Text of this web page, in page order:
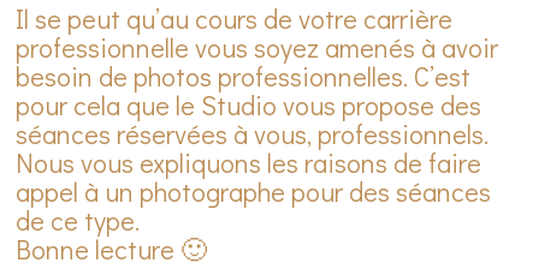
Il se peut qu’au cours de votre carrière
professionnelle vous soyez amenés à avoir
besoin de photos professionnelles. C’est
pour cela que le Studio vous propose des
séances réservées à vous, professionnels.
Nous vous expliquons les raisons de faire
appel à un photographe pour des séances
de ce type.
Bonne lecture 🙂